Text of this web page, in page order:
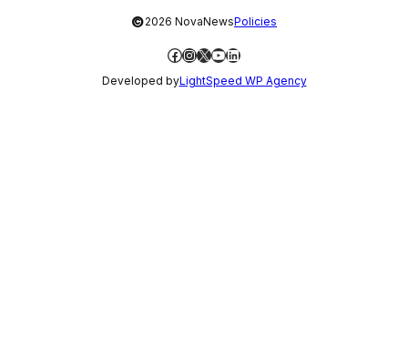
©2026 NovaNewsPolicies
Facebook
Instagram
X YouTube
LinkedIn
Developed byLightSpeed WP Agency